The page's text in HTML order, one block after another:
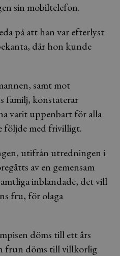
sin mobiltelefon.
på att han var efterlyst
där hon kunde
samt mot
familj, konstaterar
varit uppenbart för alla
följde med frivilligt.
utifrån utredningen i
av en gemensam
inblandade, det vill
fru, för olaga
döms till ett års
frun döms till villkorlig